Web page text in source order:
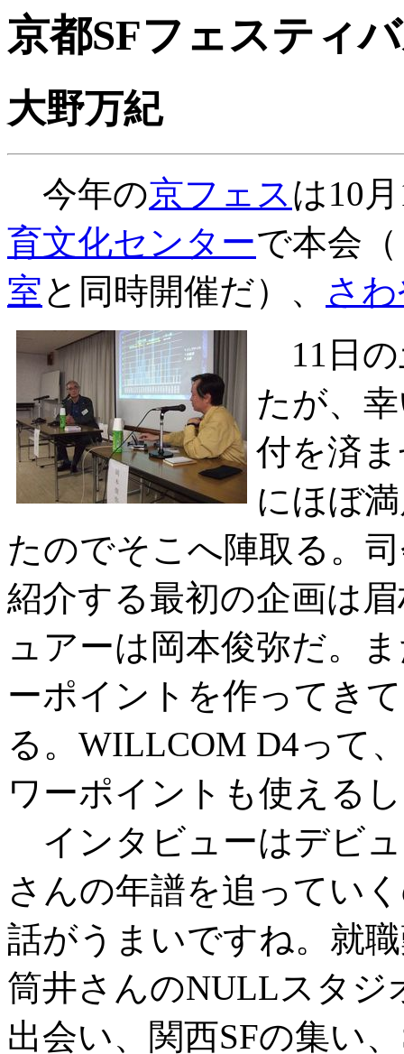
京都SFフェスティ
大野万紀
今年の京フェスは10
育文化センターで本会
室と同時開催だ）、
さ
11日の
たが、
付を済
にほぼ
たのでそこへ陣取る。
紹介する最初の企画は
ュアーは岡本俊弥だ。
ーポイントを作ってき
る。WILLCOM D4って
ワーポイントも使える
インタビューはデビ
さんの年譜を追ってい
話がうまいですね。就
筒井さんのNULLスタジ
出会い、関西SFの集い